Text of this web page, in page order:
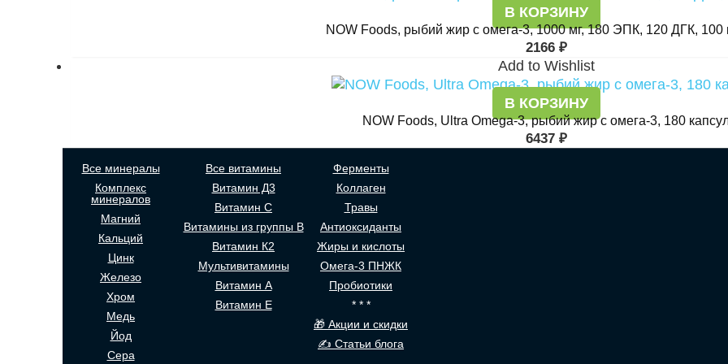
В КОРЗИНУ
NOW Foods, рыбий жир с омега-3, 1000 мг, 180 ЭПК, 120 ДГК, 100
2166 ₽
Add to Wishlist
В КОРЗИНУ
NOW Foods, Ultra Omega-3, рыбий жир с омега-3, 180
6437 ₽
Все минералы
Комплекс
минералов
Магний
Кальций
Цинк
Железо
Хром
Медь
Йод
Сера
Все витамины
Витамин Д3
Витамин С
Витамины из группы В
Витамин К2
Мультивитамины
Витамин А
Витамин Е
Ферменты
Коллаген
Травы
Антиоксиданты
Жиры и кислоты
Омега-3 ПНЖК
Пробиотики
* * *
🎁 Акции и скидки
✍ Статьи блога